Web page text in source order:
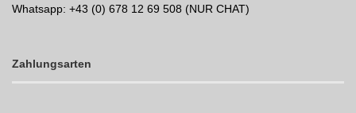
Whatsapp: +43 (0) 678 12 69 508 (NUR CHAT)
Zahlungsarten